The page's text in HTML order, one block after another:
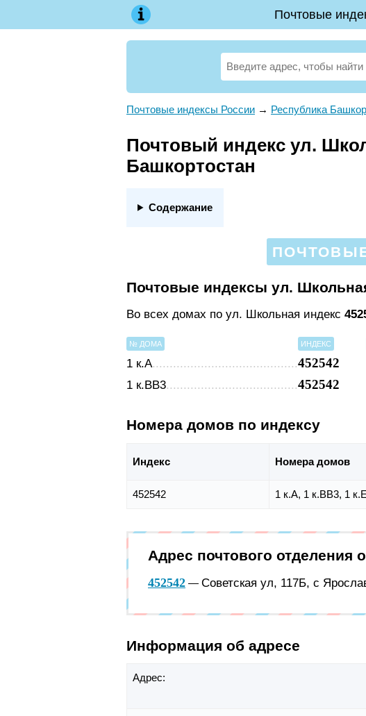
Почтовые
Почтовые индексы России → Республика
Почтовый индекс ул.
Башкортостан
Содержание
Почтовые индексы ул.
Во всех домах по ул. Школьная индекс
№ ДОМА ИНДЕКС
1 к.А 452542
1 к.ВВ3 452542
Номера домов по индексу
Индекс Номера домов
452542 1 к.А, 1 к.ВВ3, 1
Адрес почтового
452542 — Советская ул, 117Б, с
Информация об адресе
Адрес: